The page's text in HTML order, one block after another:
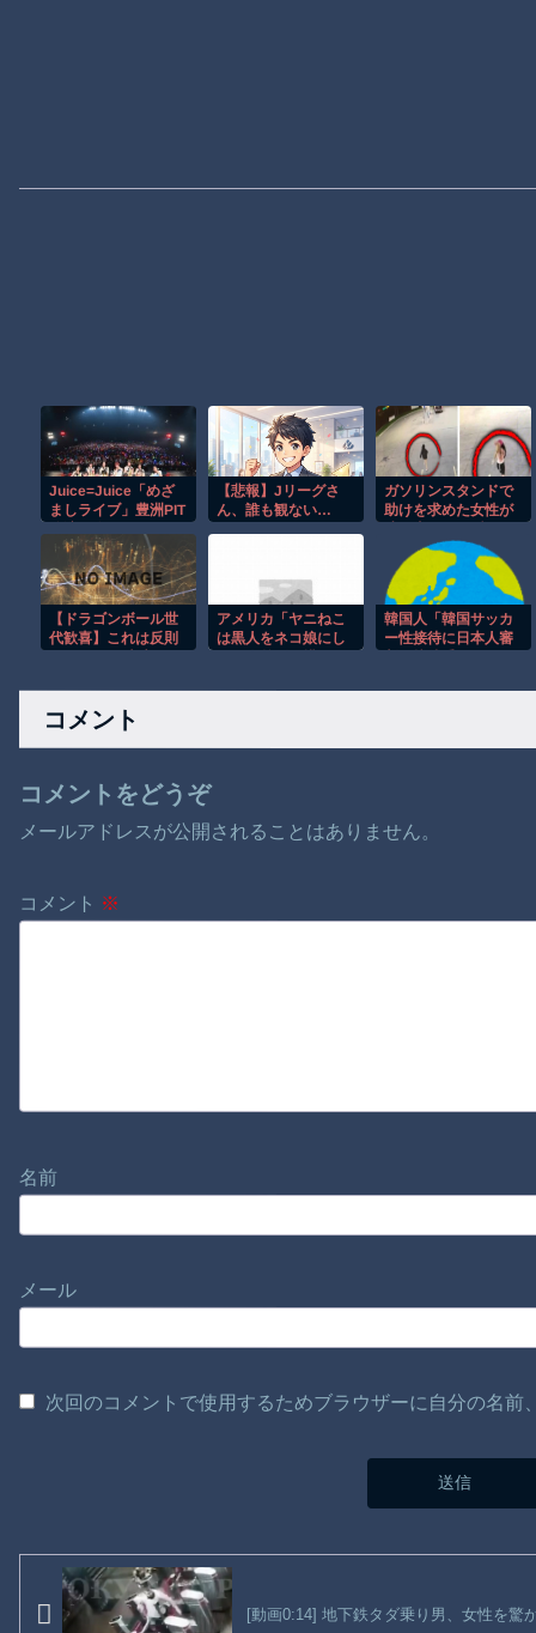
Juice=Juice「めざ
ましライブ」豊洲PIT
━━━━(ﾟ
∀ﾟ)━━━━!!
【悲報】Jリーグさ
ん、誰も観ない…
ガソリンスタンドで
助けを求めた女性が
間！！
【ドラゴンボール世
代歓喜】これは反則
しすぎる！
アメリカ「ヤニねこ
は黒人をネコ娘にし
韓国人「韓国サッカ
ー性接待に日本人審
コメント
コメントをどうぞ
メールアドレスが公開されることはありません。
コメント ※
名前
メール
次回のコメントで使用するためブラウザーに自分の名
[動画0:14] 地下鉄タダ乗り男、女性を驚